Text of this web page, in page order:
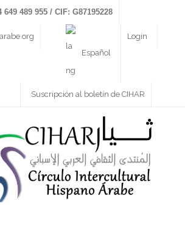
649 489 955 / CIF: G87195228
Login
Español
Suscripción al boletín de CIHAR